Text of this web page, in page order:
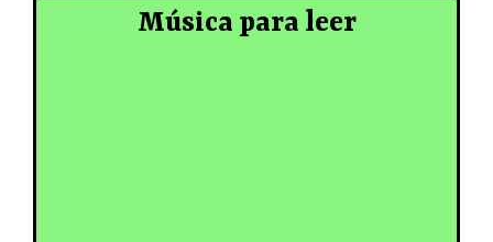
Música para leer